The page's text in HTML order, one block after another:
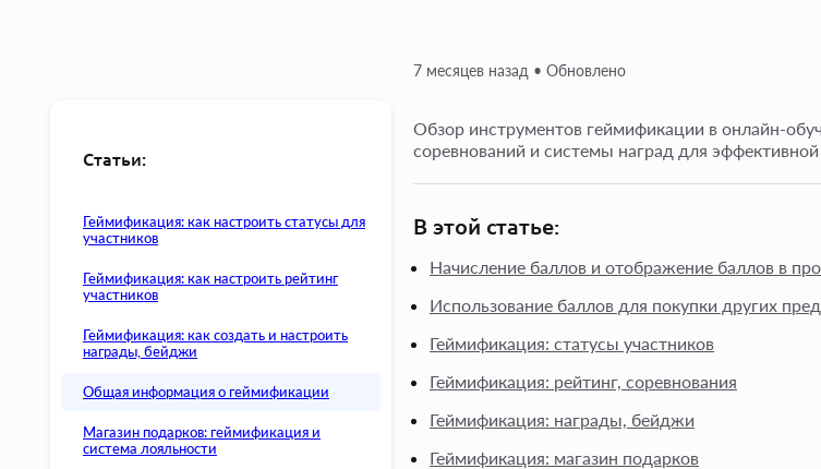
Статьи:
Геймификация: как настроить статусы для
участников
Геймификация: как настроить рейтинг
участников
Геймификация: как создать и настроить
награды, бейджи
Общая информация о геймификации
Магазин подарков: геймификация и
система лояльности
7 месяцев назад • Обновлено
Обзор инструментов геймификации в онлайн-
соревнований и системы наград для
В этой статье:
Начисление баллов и отображение баллов в
Использование баллов для покупки других
Геймификация: статусы участников
Геймификация: рейтинг, соревнования
Геймификация: награды, бейджи
Геймификация: магазин подарков